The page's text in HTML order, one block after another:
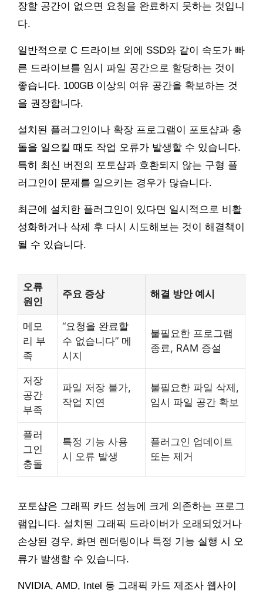
장할 공간이 없으면 요청을 완료하지 못하는 것입니
다.
일반적으로 C 드라이브 외에 SSD와 같이 속도가 빠
른 드라이브를 임시 파일 공간으로 할당하는 것이
좋습니다. 100GB 이상의 여유 공간을 확보하는 것
을 권장합니다.
설치된 플러그인이나 확장 프로그램이 포토샵과 충
돌을 일으킬 때도 작업 오류가 발생할 수 있습니다.
특히 최신 버전의 포토샵과 호환되지 않는 구형 플
러그인이 문제를 일으키는 경우가 많습니다.
최근에 설치한 플러그인이 있다면 일시적으로 비활
성화하거나 삭제 후 다시 시도해보는 것이 해결책이
될 수 있습니다.
오류
원인
주요 증상 해결 방안 예시
메모
리 부
족
“요청을 완료할
수 없습니다” 메
시지
불필요한 프로그램
종료, RAM 증설
저장
공간
부족
파일 저장 불가,
작업 지연
불필요한 파일 삭제,
임시 파일 공간 확보
플러
그인
충돌
특정 기능 사용
시 오류 발생
플러그인 업데이트
또는 제거
포토샵은 그래픽 카드 성능에 크게 의존하는 프로그
램입니다. 설치된 그래픽 드라이버가 오래되었거나
손상된 경우, 화면 렌더링이나 특정 기능 실행 시 오
류가 발생할 수 있습니다.
NVIDIA, AMD, Intel 등 그래픽 카드 제조사 웹사이